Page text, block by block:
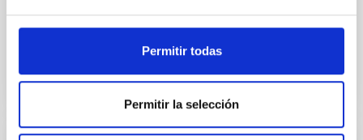
Permitir todas
Permitir la selección